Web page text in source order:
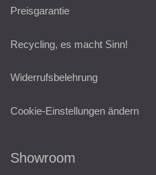
Preisgarantie
Recycling, es macht Sinn!
Widerrufsbelehrung
Cookie-Einstellungen ändern
Showroom